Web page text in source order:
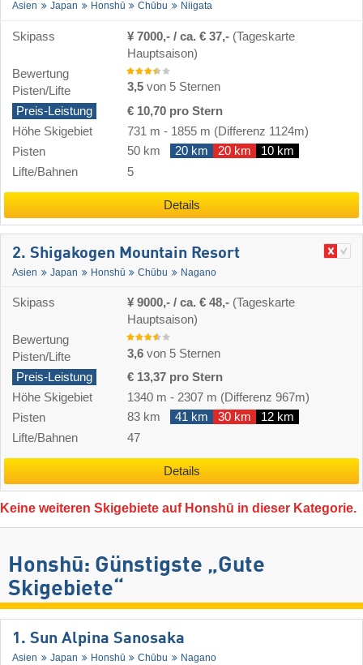
Asien Japan Honshū Chūbu Niigata
Skipass ¥ 7000,- / ca. € 37,- (Tageskarte
Hauptsaison)
Bewertung
Pisten/Lifte
3,5 von 5 Sternen
Preis-Leistung
€ 10,70 pro Stern
Höhe Skigebiet
731 m - 1855 m (Differenz 1124m)
Pisten
50 km 20 km 20 km
10 km
Lifte/Bahnen
5
Details
2. Shigakogen Mountain Resort
Asien Japan Honshū Chūbu Nagano
Skipass ¥ 9000,- / ca. € 48,- (Tageskarte
Hauptsaison)
Bewertung
Pisten/Lifte
3,6 von 5 Sternen
Preis-Leistung
€ 13,37 pro Stern
Höhe Skigebiet
1340 m - 2307 m (Differenz 967m)
Pisten
83 km 41 km 30 km
12 km
Lifte/Bahnen
47
Details
Keine weiteren Skigebiete auf Honshū in dieser Kategorie.
Honshū: Günstigste „Gute
Skigebiete“
1. Sun Alpina Sanosaka
Asien Japan Honshū Chūbu Nagano